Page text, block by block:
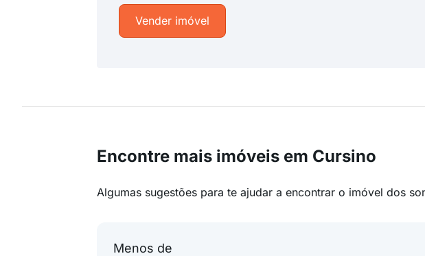
Vender imóvel
Encontre mais imóveis em Cursino
Algumas sugestões para te ajudar a encontrar o imóvel dos
Menos de